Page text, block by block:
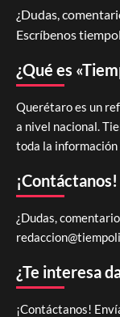
¿Dudas,
Escríbenos
¿Qué es
Querétaro es un
a nivel nacional.
toda la información
¡Contáctanos!
¿Dudas,
¿Te interesa
¡Contáctanos!